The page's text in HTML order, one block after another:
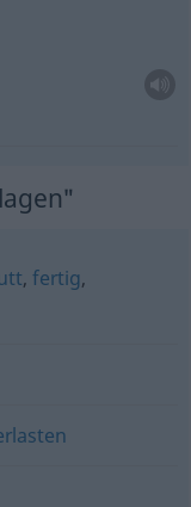
, fertig,